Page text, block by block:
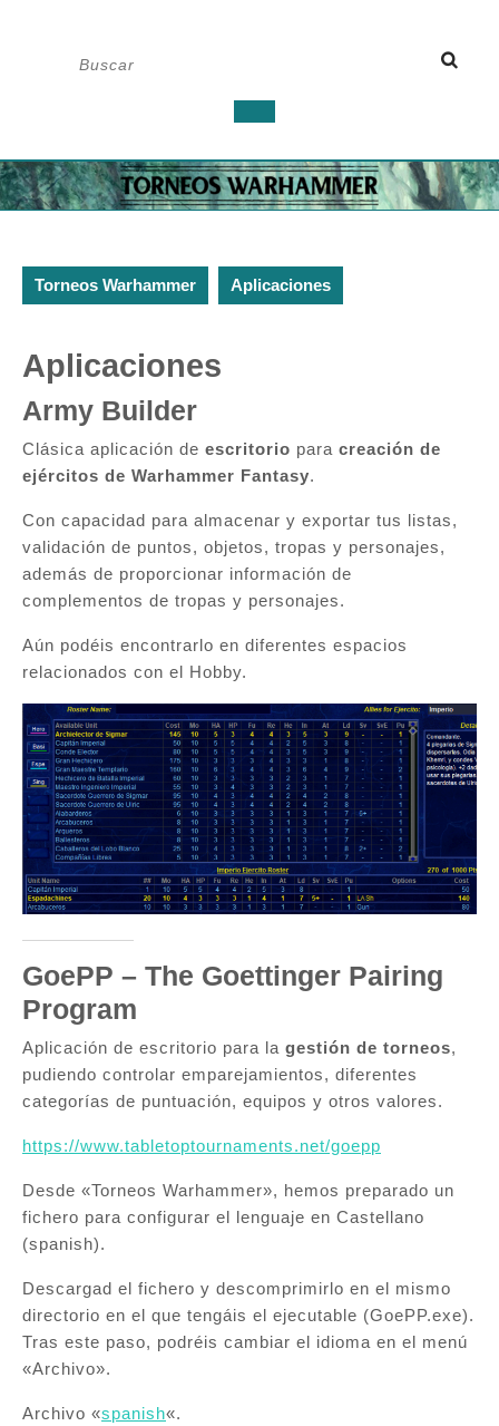
de
apertura
Torneos Warhammer Aplicaciones
Aplicaciones
Army Builder
Clásica aplicación de escritorio para creación de
ejércitos de Warhammer Fantasy.
Con capacidad para almacenar y exportar tus listas,
validación de puntos, objetos, tropas y personajes,
además de proporcionar información de
complementos de tropas y personajes.
Aún podéis encontrarlo en diferentes espacios
relacionados con el Hobby.
GoePP – The Goettinger Pairing
Program
Aplicación de escritorio para la gestión de torneos,
pudiendo controlar emparejamientos, diferentes
categorías de puntuación, equipos y otros valores.
https://www.tabletoptournaments.net/goepp
Desde «Torneos Warhammer», hemos preparado un
fichero para configurar el lenguaje en Castellano
(spanish).
Descargad el fichero y descomprimirlo en el mismo
directorio en el que tengáis el ejecutable (GoePP.exe).
Tras este paso, podréis cambiar el idioma en el menú
«Archivo».
Archivo «spanish«.